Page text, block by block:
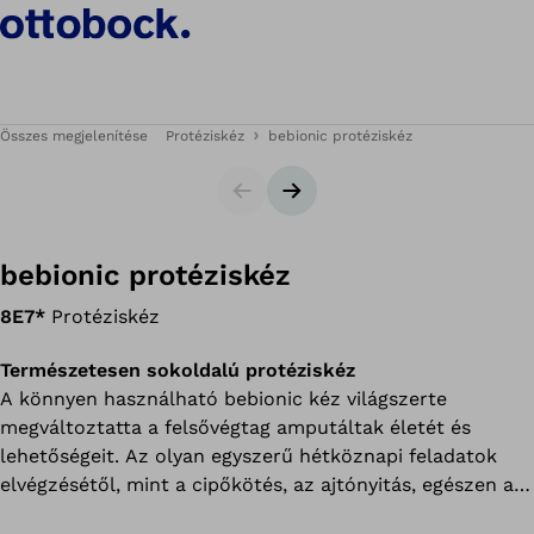
Összes megjelenítése Protéziskéz bebionic protéziskéz
CsúszkaKövetkező dia
bebionic protéziskéz
8E7* Protéziskéz
Természetesen sokoldalú protéziskéz
A könnyen használható bebionic kéz világszerte
megváltoztatta a felsővégtag amputáltak életét és
lehetőségeit. Az olyan egyszerű hétköznapi feladatok
elvégzésétől, mint a cipőkötés, az ajtónyitás, egészen az